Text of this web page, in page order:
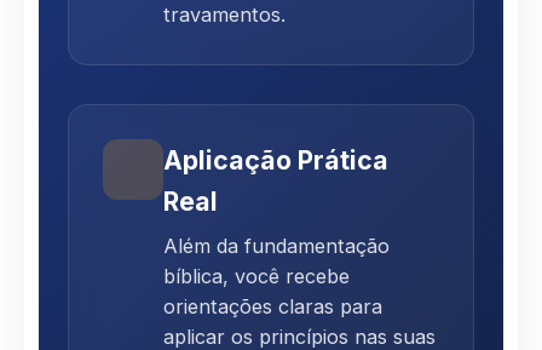
travamentos.
Aplicação Prática
Real
Além da fundamentação
bíblica, você recebe
orientações claras para
aplicar os princípios nas suas